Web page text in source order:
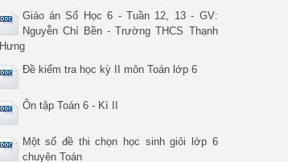
Giáo án Số Học 6 - Tuần 12, 13 - GV:
Nguyễn Chí Bền - Trường THCS Thạnh
Hưng
Đề kiểm tra học kỳ II môn Toán lớp 6
Ôn tập Toán 6 - Kì II
Một số đề thi chọn học sinh giỏi lớp 6
chuyên Toán